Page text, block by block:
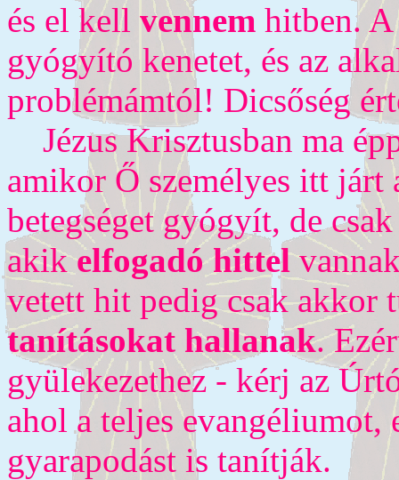
és el kell vennem hitben.
gyógyító kenetet, és az
problémámtól! Dicsőség
Jézus Krisztusban ma
amikor Ő személyes itt járt
betegséget gyógyít, de
akikelfogadó hittel
vetett hit pedig csak akkor
tanításokat hallanak.
gyülekezethez - kérj az
ahol a teljes evangéliumot,
gyarapodást is tanítják.